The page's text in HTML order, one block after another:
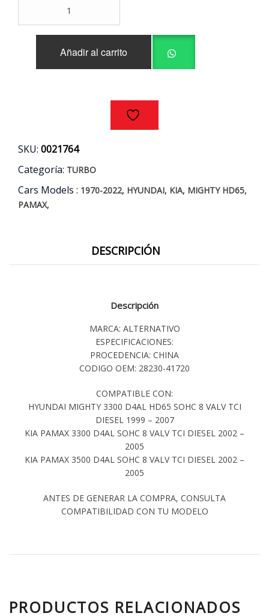
MIGHTY
Añadir al carrito
SKU: 0021764
Categoría: TURBO
Cars Models : 1970-2022, HYUNDAI, KIA, MIGHTY HD65,
PAMAX,
DESCRIPCIÓN
Descripción
MARCA: ALTERNATIVO
ESPECIFICACIONES:
PROCEDENCIA: CHINA
CODIGO OEM: 28230-41720
COMPATIBLE CON:
HYUNDAI MIGHTY 3300 D4AL HD65 SOHC 8 VALV TCI
DIESEL 1999 – 2007
KIA PAMAX 3300 D4AL SOHC 8 VALV TCI DIESEL 2002 –
2005
KIA PAMAX 3500 D4AL SOHC 8 VALV TCI DIESEL 2002 –
2005
ANTES DE GENERAR LA COMPRA, CONSULTA
COMPATIBILIDAD CON TU MODELO
PRODUCTOS RELACIONADOS